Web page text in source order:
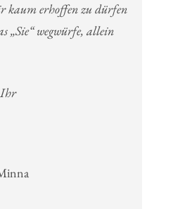
kaum erhoffen zu dürfen
„Sie“ wegwürfe, allein
Ihr